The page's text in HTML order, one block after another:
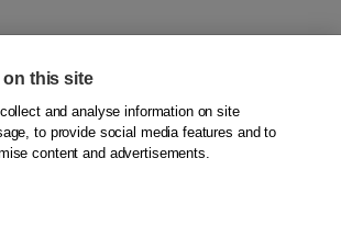
uitgevers
this site
and analyse information on site
to provide social media features and to
content and advertisements.